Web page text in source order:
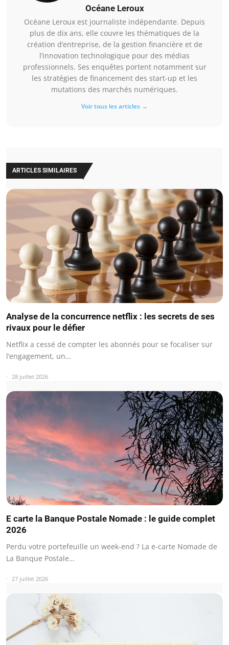
Océane Leroux
Océane Leroux est journaliste indépendante. Depuis
plus de dix ans, elle couvre les thématiques de la
création d’entreprise, de la gestion financière et de
l’innovation technologique pour des médias
professionnels. Ses enquêtes portent notamment sur
les stratégies de financement des start-up et les
mutations des marchés numériques.
Voir tous les articles →
ARTICLES SIMILAIRES
Analyse de la concurrence netflix : les secrets de ses
rivaux pour le défier
Netflix a cessé de compter les abonnés pour se focaliser sur
l’engagement, un…
28 juillet 2026
E carte la Banque Postale Nomade : le guide complet
2026
Perdu votre portefeuille un week-end ? La e-carte Nomade de
La Banque Postale…
27 juillet 2026